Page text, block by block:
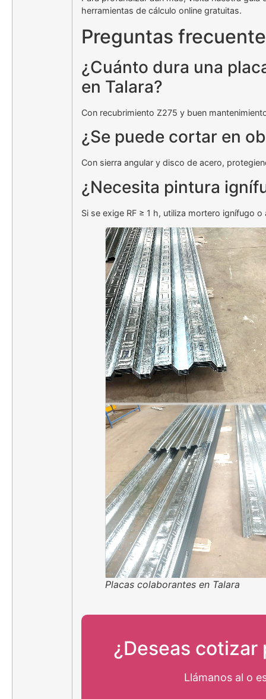
herramientas de cálculo online gratuitas.
Preguntas
¿Cuánto dura una
en Talara?
Con recubrimiento Z275 y buen
¿Se puede cortar en
Con sierra angular y disco de acero,
¿Necesita pintura
Si se exige RF ≥ 1 h, utiliza mortero ignífugo
Placas colaborantes en Talara
¿Deseas cotizar
Llámanos al o